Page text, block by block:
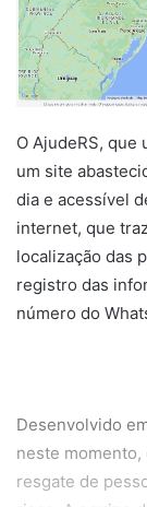
O AjudeRS,
um site
dia e acessível
internet, que
localização das
registro das
número do
Desenvolvido
neste
resgate de